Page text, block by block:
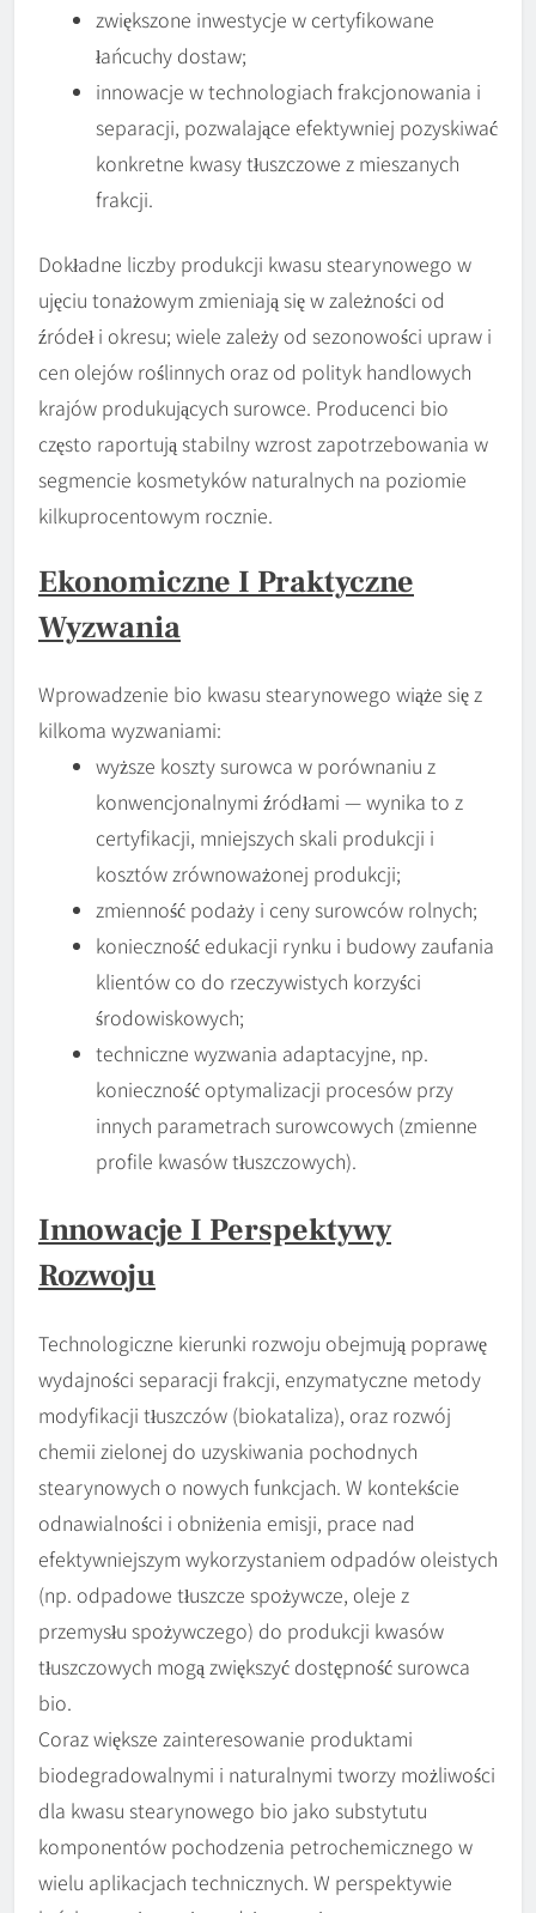
zwiększone inwestycje w certyfikowane
łańcuchy dostaw;
innowacje w technologiach frakcjonowania i
separacji, pozwalające efektywniej pozyskiwać
konkretne kwasy tłuszczowe z mieszanych
frakcji.
Dokładne liczby produkcji kwasu stearynowego w
ujęciu tonażowym zmieniają się w zależności od
źródeł i okresu; wiele zależy od sezonowości upraw i
cen olejów roślinnych oraz od polityk handlowych
krajów produkujących surowce. Producenci bio
często raportują stabilny wzrost zapotrzebowania w
segmencie kosmetyków naturalnych na poziomie
kilkuprocentowym rocznie.
Ekonomiczne I Praktyczne
Wyzwania
Wprowadzenie bio kwasu stearynowego wiąże się z
kilkoma wyzwaniami:
wyższe koszty surowca w porównaniu z
konwencjonalnymi źródłami — wynika to z
certyfikacji, mniejszych skali produkcji i
kosztów zrównoważonej produkcji;
zmienność podaży i ceny surowców rolnych;
konieczność edukacji rynku i budowy zaufania
klientów co do rzeczywistych korzyści
środowiskowych;
techniczne wyzwania adaptacyjne, np.
konieczność optymalizacji procesów przy
innych parametrach surowcowych (zmienne
profile kwasów tłuszczowych).
Innowacje I Perspektywy
Rozwoju
Technologiczne kierunki rozwoju obejmują poprawę
wydajności separacji frakcji, enzymatyczne metody
modyfikacji tłuszczów (biokataliza), oraz rozwój
chemii zielonej do uzyskiwania pochodnych
stearynowych o nowych funkcjach. W kontekście
odnawialności i obniżenia emisji, prace nad
efektywniejszym wykorzystaniem odpadów oleistych
(np. odpadowe tłuszcze spożywcze, oleje z
przemysłu spożywczego) do produkcji kwasów
tłuszczowych mogą zwiększyć dostępność surowca
bio.
Coraz większe zainteresowanie produktami
biodegradowalnymi i naturalnymi tworzy możliwości
dla kwasu stearynowego bio jako substytutu
komponentów pochodzenia petrochemicznego w
wielu aplikacjach technicznych. W perspektywie